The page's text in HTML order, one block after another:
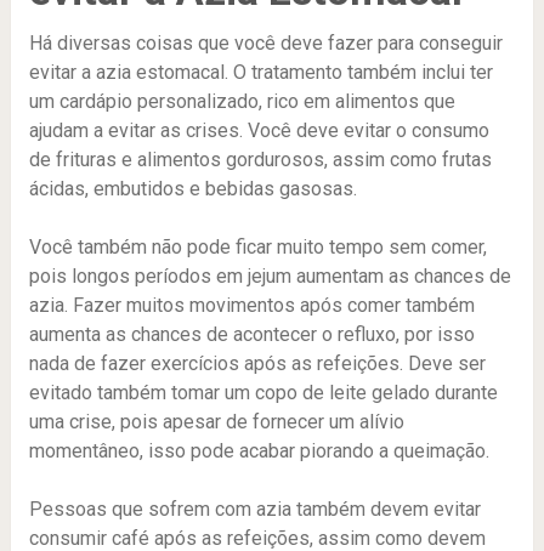
Há diversas coisas que você deve fazer para conseguir
evitar a azia estomacal. O tratamento também inclui ter
um cardápio personalizado, rico em alimentos que
ajudam a evitar as crises. Você deve evitar o consumo
de frituras e alimentos gordurosos, assim como frutas
ácidas, embutidos e bebidas gasosas.
Você também não pode ficar muito tempo sem comer,
pois longos períodos em jejum aumentam as chances de
azia. Fazer muitos movimentos após comer também
aumenta as chances de acontecer o refluxo, por isso
nada de fazer exercícios após as refeições. Deve ser
evitado também tomar um copo de leite gelado durante
uma crise, pois apesar de fornecer um alívio
momentâneo, isso pode acabar piorando a queimação.
Pessoas que sofrem com azia também devem evitar
consumir café após as refeições, assim como devem